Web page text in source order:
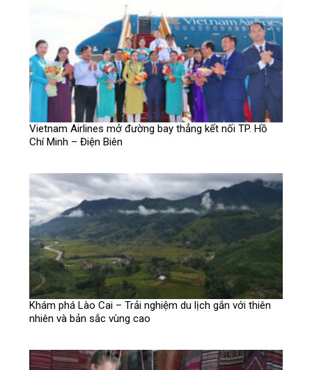
Vietnam Airlines mở đường bay thẳng kết nối TP. Hồ
Chí Minh – Điện Biên
Khám phá Lào Cai – Trải nghiệm du lịch gắn với thiên
nhiên và bản sắc vùng cao